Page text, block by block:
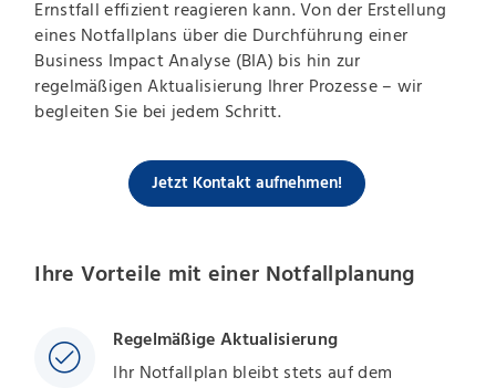
Ernstfall effizient reagieren kann. Von der Erstellung
eines Notfallplans über die Durchführung einer
Business Impact Analyse (BIA) bis hin zur
regelmäßigen Aktualisierung Ihrer Prozesse – wir
begleiten Sie bei jedem Schritt.
Jetzt Kontakt aufnehmen!
Ihre Vorteile mit einer Notfallplanung
Regelmäßige Aktualisierung
Ihr Notfallplan bleibt stets auf dem